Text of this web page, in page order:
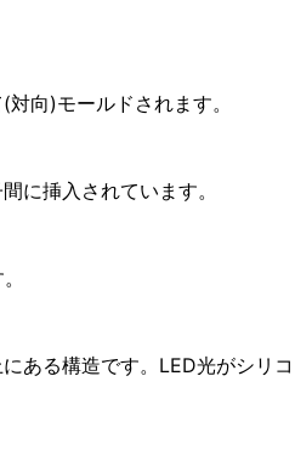
向)モールドされます。
に挿入されています。
ある構造です。LED光がシリ